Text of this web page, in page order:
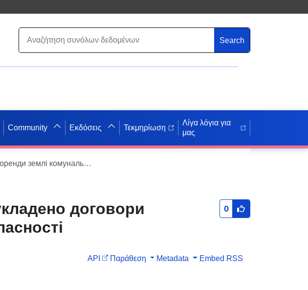
Search
Community Εκδόσεις Τεκμηρίωση
Λίγα λόγια για
μας
Перелік орендарів, з якими укладено договори оренди землі комунальної власності
договори
0
API Παράθεση Metadata Embed RSS